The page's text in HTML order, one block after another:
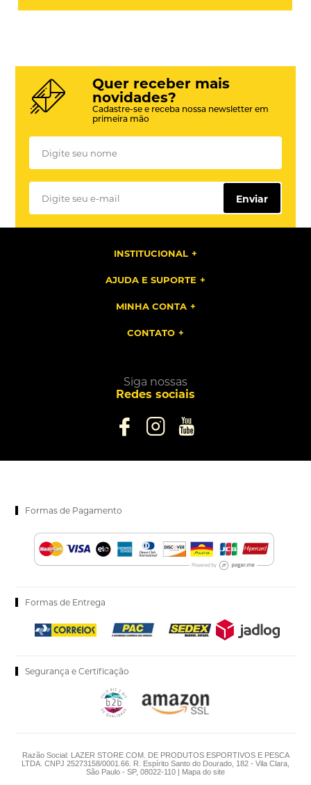
Quer receber mais
novidades?
Cadastre-se e receba nossa newsletter em
primeira mão
Enviar
INSTITUCIONAL
AJUDA E SUPORTE
MINHA CONTA
CONTATO
Siga nossas
Redes sociais
Formas de Pagamento
Formas de Entrega
Segurança e Certificação
Razão Social: LAZER STORE COM. DE PRODUTOS ESPORTIVOS E PESCA
LTDA. CNPJ 25273158/0001.66. R. Espírito Santo do Dourado, 182 - Vila Clara,
São Paulo - SP, 08022-110 | Mapa do site